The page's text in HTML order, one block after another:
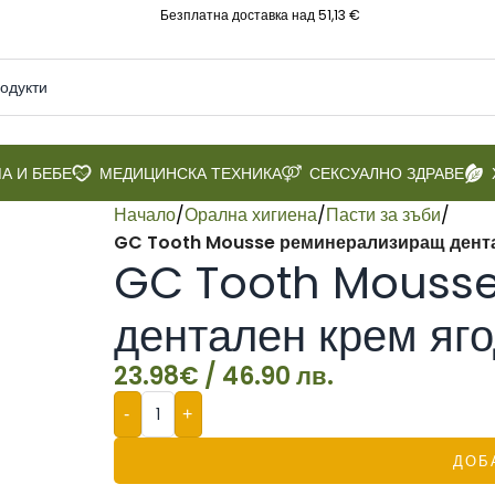
Безплатна доставка над 51,13 €
И БЕБЕ МЕДИЦИНСКА ТЕХНИКА СЕКСУАЛНО ЗДРАВЕ
Начало/Орална хигиена/Пасти за зъби/
GC Tooth Mousse реминерализиращ
GC Tooth
дентален крем
23.98€ / 46.90 лв.
- +